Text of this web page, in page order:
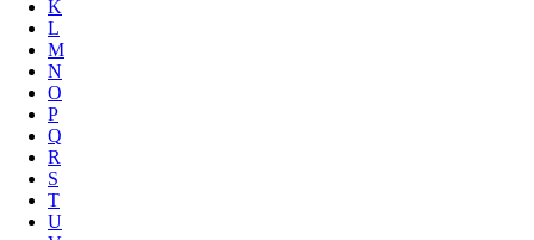
K
L
M
N
O
P
Q
R
S
T
U